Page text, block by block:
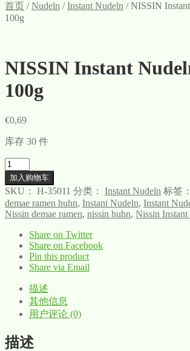
首页 /Nudeln /Instant Nudeln /NISSIN
100g
NISSIN Instant
100g
€0,69
库存 30 件
数
量
加入购物车
SKU： H-35011 分类： Instant Nudeln 标签：
demae ramen huhn, Instant Nudeln, Instant
Nissin demae ramen, nissin huhn, Nissin
Share on Twitter
Share on Facebook
Pin this product
Share via Email
描述
其他信息
用户评论 (0)
描述